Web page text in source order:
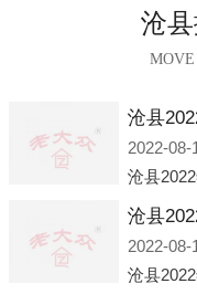
沧
2022-08-
2022-08-